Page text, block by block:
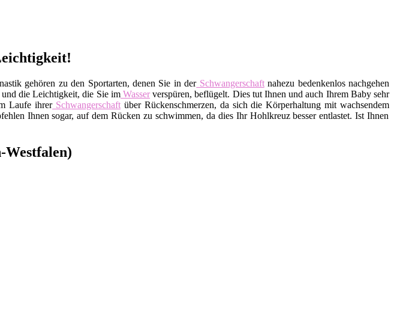
gehören zu den Sportarten, denen Sie in derSchwangerschaftnahezu bedenkenlos nachgehen
die Leichtigkeit, die Sie imWasserverspüren, beflügelt. Dies tut Ihnen und auch Ihrem Baby sehr
Laufe ihrerSchwangerschaft über Rückenschmerzen, da sich die Körperhaltung mit wachsendem
Ihnen sogar, auf dem Rücken zu schwimmen, da dies Ihr Hohlkreuz besser entlastet. Ist Ihnen
Westfalen)